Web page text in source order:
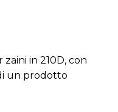
in 210D, con
un prodotto